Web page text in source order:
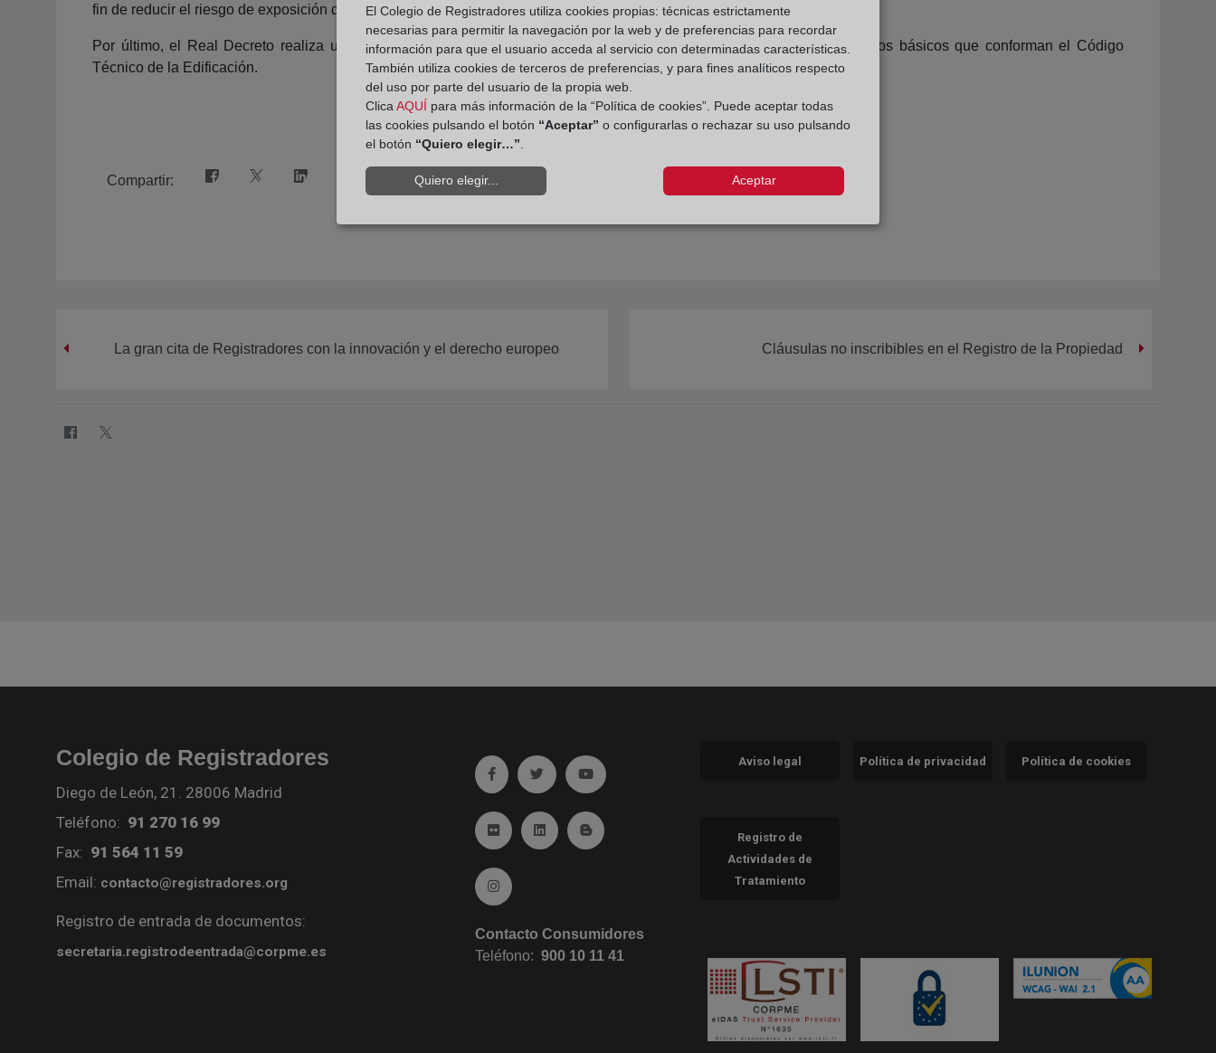
fin de reducir el riesgo de exposición de los usuarios de los edificios a concentraciones inadecuadas de radón.
Por último, el Real Decreto realiza una actualización de las normas técnicas mencionadas en los distintos Documentos básicos que conforman el Código
Técnico de la Edificación.
Compartir:
La gran cita de Registradores con la innovación y el derecho europeo Cláusulas no inscribibles en el Registro de la Propiedad
Colegio de Registradores
Diego de León, 21. 28006 Madrid
Teléfono: 91 270 16 99
Fax: 91 564 11 59
Email: contacto@registradores.org
Registro de entrada de documentos:
secretaria.registrodeentrada@corpme.es
Ir a facebook (abre en ventana nueva)
Ir a twitter (abre en ventana nueva)
Ir a YouTube (abre en ventana nueva)
Ir a Flickr (abre en ventana nueva)
Ir a Linkedin (abre en ventana nueva)
Ir al Blog (abre en ventana nueva)
Ir a Instagram (abre en ventana nueva)
Contacto Consumidores
Teléfono:900 10 11 41
Aviso legal Política de privacidad Política de cookies
Registro de
Actividades de
Tratamiento
El Colegio de Registradores utiliza cookies propias: técnicas estrictamente
necesarias para permitir la navegación por la web y de preferencias para recordar
información para que el usuario acceda al servicio con determinadas características.
También utiliza cookies de terceros de preferencias, y para fines analíticos respecto
del uso por parte del usuario de la propia web.
Clica AQUÍ para más información de la “Política de cookies”. Puede aceptar todas
las cookies pulsando el botón “Aceptar” o configurarlas o rechazar su uso pulsando
el botón “Quiero elegir…”
Quiero elegir... Aceptar